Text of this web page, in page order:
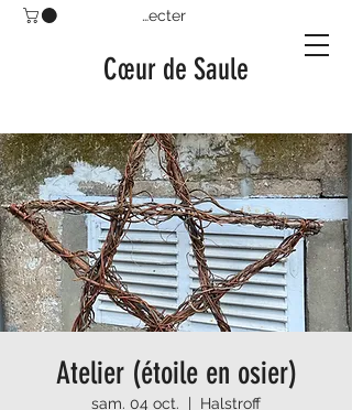
Se connecter
Cœur de Saule
Atelier (étoile en osier)
sam. 04 oct.
  |
Halstroff